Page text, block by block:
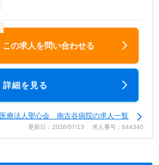
この求人を問い合わせる
詳細を見る
医療法人聖心会 南古谷病院の求人一覧
更新日：2026/07/13 求人番号：644340